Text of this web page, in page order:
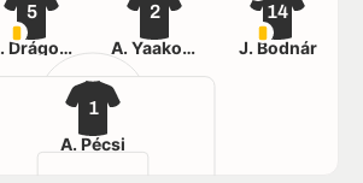
1
Á. Pécsi
5
Á. Drágoner
2
A. Yaakobishvili
14
J. Bodnár